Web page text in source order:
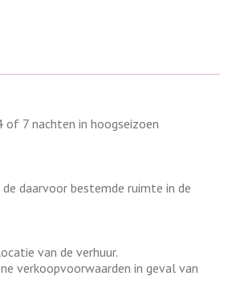
7 nachten in hoogseizoen
daarvoor bestemde ruimte in de
van de verhuur.
verkoopvoorwaarden in geval van